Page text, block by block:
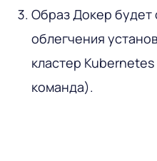
Образ Докер будет
облегчения
кластер
команда).